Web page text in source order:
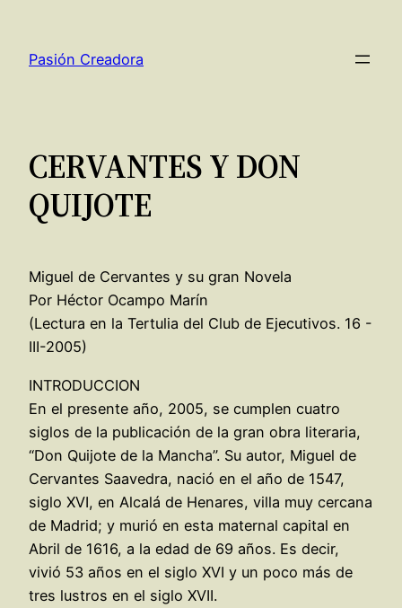
contenido
Pasión Creadora
CERVANTES Y DON
QUIJOTE
Miguel de Cervantes y su gran Novela
Por Héctor Ocampo Marín
(Lectura en la Tertulia del Club de Ejecutivos. 16 -
III-2005)
INTRODUCCION
En el presente año, 2005, se cumplen cuatro
siglos de la publicación de la gran obra literaria,
“Don Quijote de la Mancha”. Su autor, Miguel de
Cervantes Saavedra, nació en el año de 1547,
siglo XVI, en Alcalá de Henares, villa muy cercana
de Madrid; y murió en esta maternal capital en
Abril de 1616, a la edad de 69 años. Es decir,
vivió 53 años en el siglo XVI y un poco más de
tres lustros en el siglo XVII.